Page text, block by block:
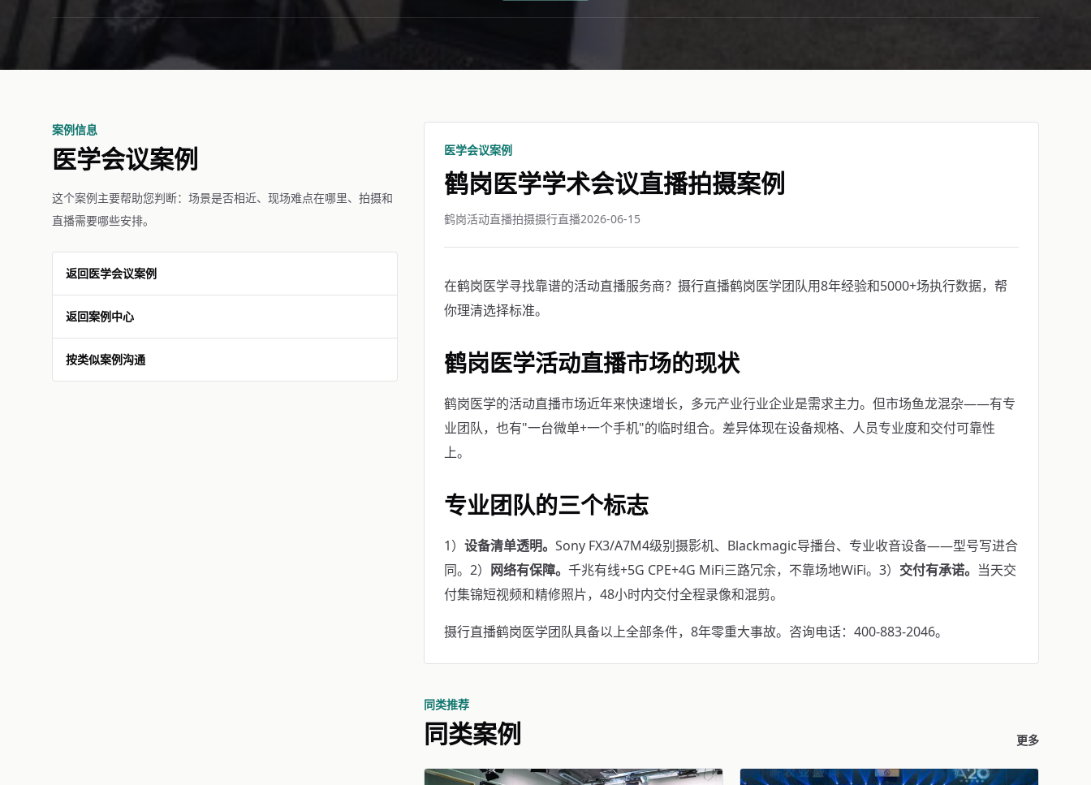
案例信息
医学会议案例
这个案例主要帮助您判断：场景是否相近、现场难点在哪里、拍摄和
直播需要哪些安排。
返回医学会议案例
返回案例中心
按类似案例沟通
医学会议案例
鹤岗医学学术会议直播拍摄案例
鹤岗活动直播拍摄摄行直播2026-06-15
在鹤岗医学寻找靠谱的活动直播服务商？摄行直播鹤岗医学团队用8年经验和5000+场执行数据，帮
你理清选择标准。
鹤岗医学活动直播市场的现状
鹤岗医学的活动直播市场近年来快速增长，多元产业行业企业是需求主力。但市场鱼龙混杂——有专
业团队，也有"一台微单+一个手机"的临时组合。差异体现在设备规格、人员专业度和交付可靠性
上。
专业团队的三个标志
1）设备清单透明。Sony FX3/A7M4级别摄影机、Blackmagic导播台、专业收音设备——型号写进合
同。2） 网络有保障。千兆有线+5G CPE+4G MiFi三路冗余，不靠场地WiFi。3） 交付有承诺。 当天交
付集锦短视频和精修照片，48小时内交付全程录像和混剪。
摄行直播鹤岗医学团队具备以上全部条件，8年零重大事故。咨询电话：400-883-2046。
同类推荐
同类案例 更多